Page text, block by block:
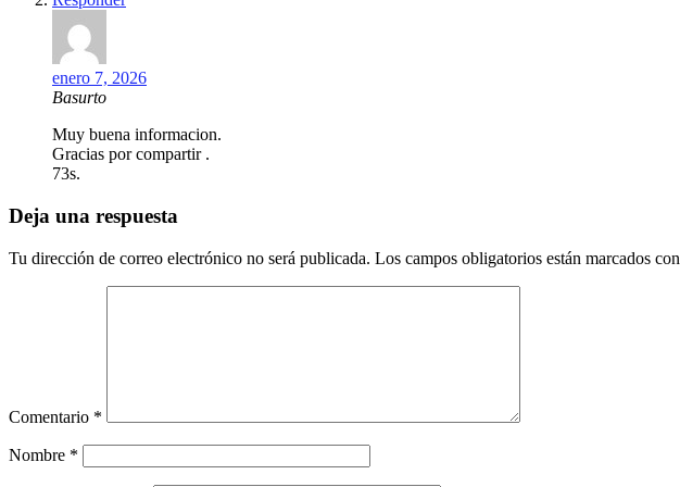
enero 7, 2026
Basurto
Muy buena informacion.
Gracias por compartir .
73s.
Deja una respuesta
Tu dirección de correo electrónico no será publicada. Los campos obligatorios están marcados con
Comentario *
Nombre *